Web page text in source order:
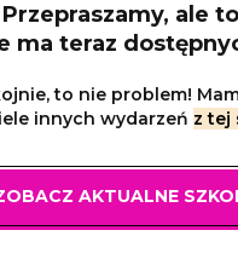
Przepraszamy, ale
ma teraz
to nie problem!
innych wydarzeń z tej
AKTUALNE